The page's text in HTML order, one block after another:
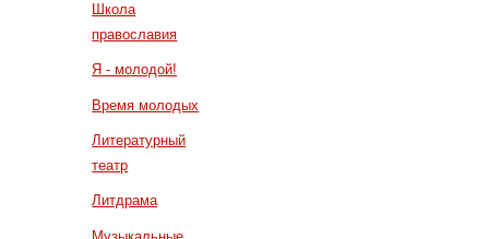
Школа
православия
Я - молодой!
Время молодых
Литературный
театр
Литдрама